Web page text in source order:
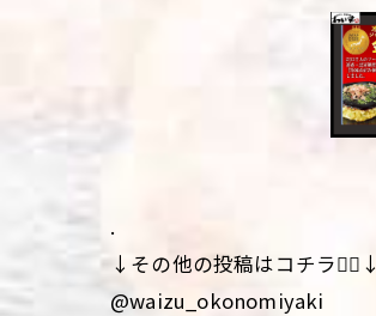
.
↓その他の投稿はコチラ💁‍♀️↓
@waizu_okonomiyaki